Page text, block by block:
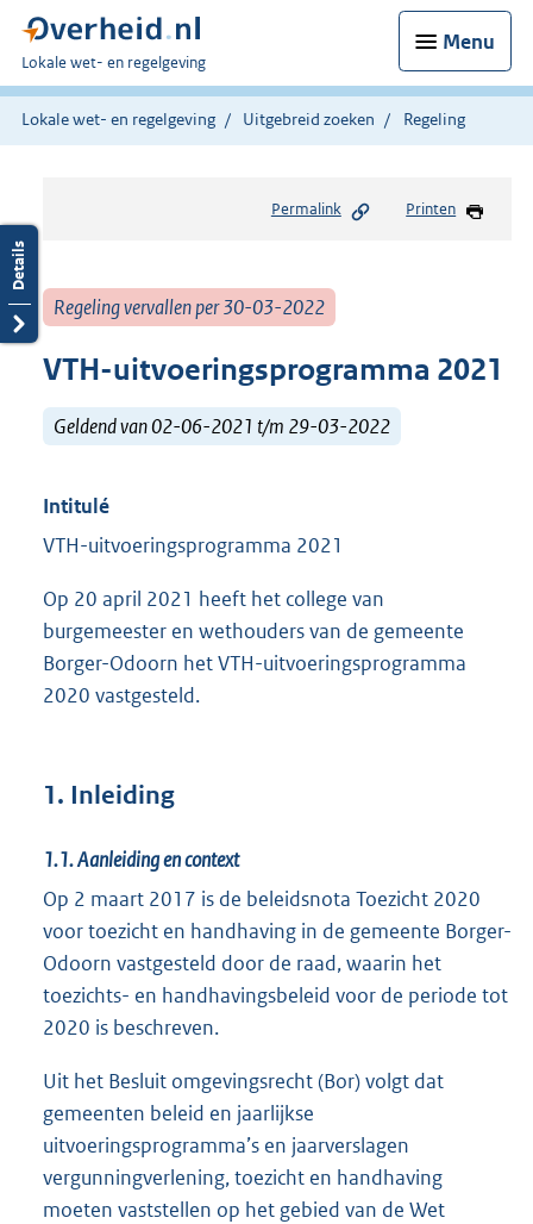
Menu
U
bent
hier:
Lokale wet- en regelgeving
Lokale wet- en regelgeving Uitgebreid zoeken Regeling
Permalink Printen
Regeling vervallen per 30-03-2022
VTH-uitvoeringsprogramma 2021
Geldend van 02-06-2021 t/m 29-03-2022
Intitulé
VTH-uitvoeringsprogramma 2021
Op 20 april 2021 heeft het college van
burgemeester en wethouders van de gemeente
Borger-Odoorn het VTH-uitvoeringsprogramma
2020 vastgesteld.
1. Inleiding
1.1.Aanleiding en context
Op 2 maart 2017 is de beleidsnota Toezicht 2020
voor toezicht en handhaving in de gemeente Borger-
Odoorn vastgesteld door de raad, waarin het
toezichts- en handhavingsbeleid voor de periode tot
2020 is beschreven.
Uit het Besluit omgevingsrecht (Bor) volgt dat
gemeenten beleid en jaarlijkse
uitvoeringsprogramma’s en jaarverslagen
vergunningverlening, toezicht en handhaving
moeten vaststellen op het gebied van de Wet